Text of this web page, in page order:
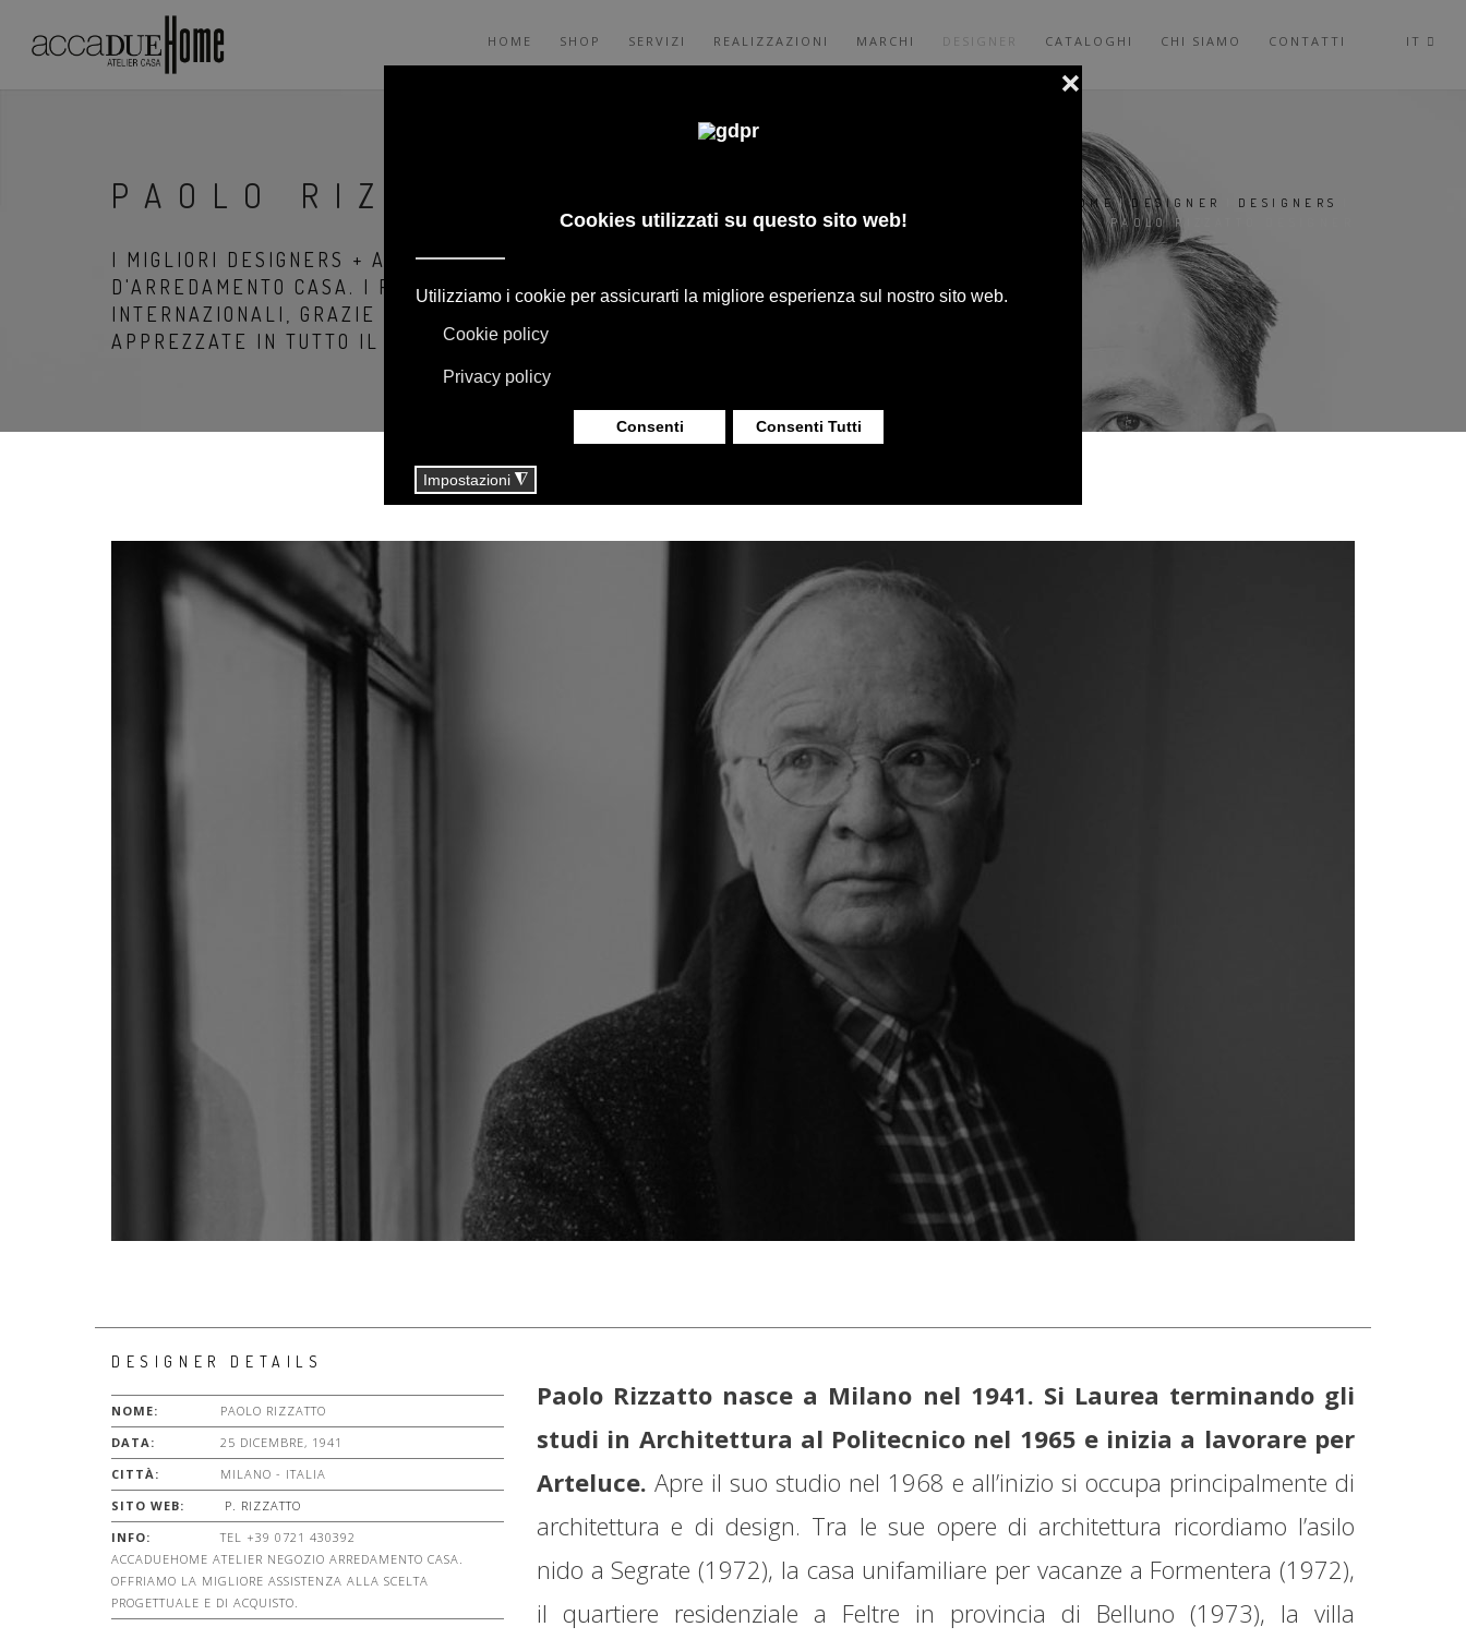
IT
HOME SHOP SERVIZI REALIZZAZIONI MARCHI DESIGNER CATALOGHI CHI SIAMO CONTATTI
PAOLO RIZZATTO DESIGNER
I MIGLIORI DESIGNERS + ARCHITETTI, LE COLLABORAZIONI CON I BRAND
D'ARREDAMENTO CASA. I PRODOTTI NASCONO DALL'INCONTRO CON I DESIGNER
INTERNAZIONALI, GRAZIE ALLA LORO ESPERIENZA DANNO VITA A COLLEZIONI
APPREZZATE IN TUTTO IL MONDO.
HOME | DESIGNER DESIGNERS
PAOLO RIZZATTO DESIGNER
DESIGNER DETAILS
NOME:
PAOLO RIZZATTO
DATA:
25 DICEMBRE, 1941
CITTÀ:
MILANO - ITALIA
SITO WEB:
P. RIZZATTO
INFO:
TEL +39 0721 430392
ACCADUEHOME ATELIER NEGOZIO ARREDAMENTO CASA.
OFFRIAMO LA MIGLIORE ASSISTENZA ALLA SCELTA
PROGETTUALE E DI ACQUISTO.
Paolo Rizzatto nasce a Milano nel 1941. Si Laurea terminando gli
studi in Architettura al Politecnico nel 1965 e inizia a lavorare per
Arteluce. Apre il suo studio nel 1968 e all’inizio si occupa principalmente di
architettura e di design. Tra le sue opere di architettura ricordiamo l’asilo
nido a Segrate (1972), la casa unifamiliare per vacanze a Formentera (1972),
il quartiere residenziale a Feltre in provincia di Belluno (1973), la villa